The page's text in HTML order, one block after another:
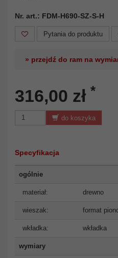
Nr. art.: FDM-H690-SZ-S-H
Pytania do produktu
» przejdź do ram na
316,00 zł *
do koszyka
Specyfikacja
ogólnie
materiał: drewno
wieszak: format
wkładka: wkładka
wymiary